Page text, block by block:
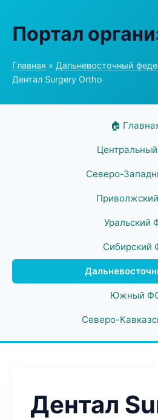
Портал
Главная » Дальневосточный
Дентал Surgery Ortho
🏠
Северо-
Уральский
Сибирский
Южный
Северо-
Дентал